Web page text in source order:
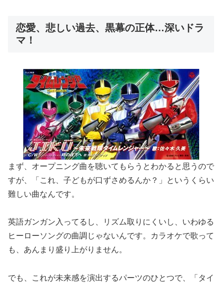
恋愛、悲しい過去、黒幕の正体…深いドラ
マ！
まず、オープニング曲を聴いてもらうとわかると思うので
すが、「これ、子どもが口ずさめるんか？」というくらい
難しい曲なんです。
英語ガンガン入ってるし、リズム取りにくいし、いわゆる
ヒーローソングの曲調じゃないんです。カラオケで歌って
も、あんまり盛り上がりません。
でも、これが未来感を演出するパーツのひとつで、「タイ